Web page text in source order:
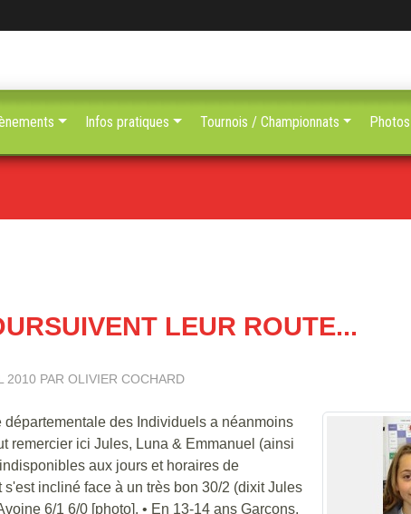
LEUR ROUTE...
2010 PAR OLIVIER COCHARD
des Individuels a néanmoins
remercier ici Jules, Luna & Emmanuel (ainsi
aux jours et horaires de
incliné face à un très bon 30/2 (dixit Jules
6/1 6/0 [photo]. • En 13-14 ans Garçons,
Infos pratiques Tournois / Championnats